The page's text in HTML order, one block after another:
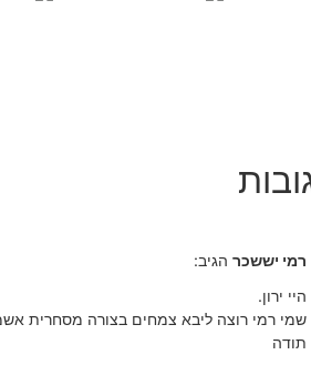
רמי יששכר הגיב:
היי ירון.
שמי רמי רוצה ליבא צמחים בצורה מסחרית
תודה